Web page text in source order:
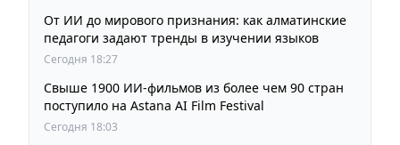
От ИИ до мирового признания: как алматинские
педагоги задают тренды в изучении языков
Сегодня 18:27
Свыше 1900 ИИ-фильмов из более чем 90 стран
поступило на Astana AI Film Festival
Сегодня 18:03